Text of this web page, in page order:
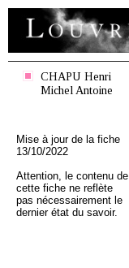
CHAPU Henri
Michel Antoine
Mise à jour de la fiche
13/10/2022
Attention, le contenu de
cette fiche ne reflète
pas nécessairement le
dernier état du savoir.